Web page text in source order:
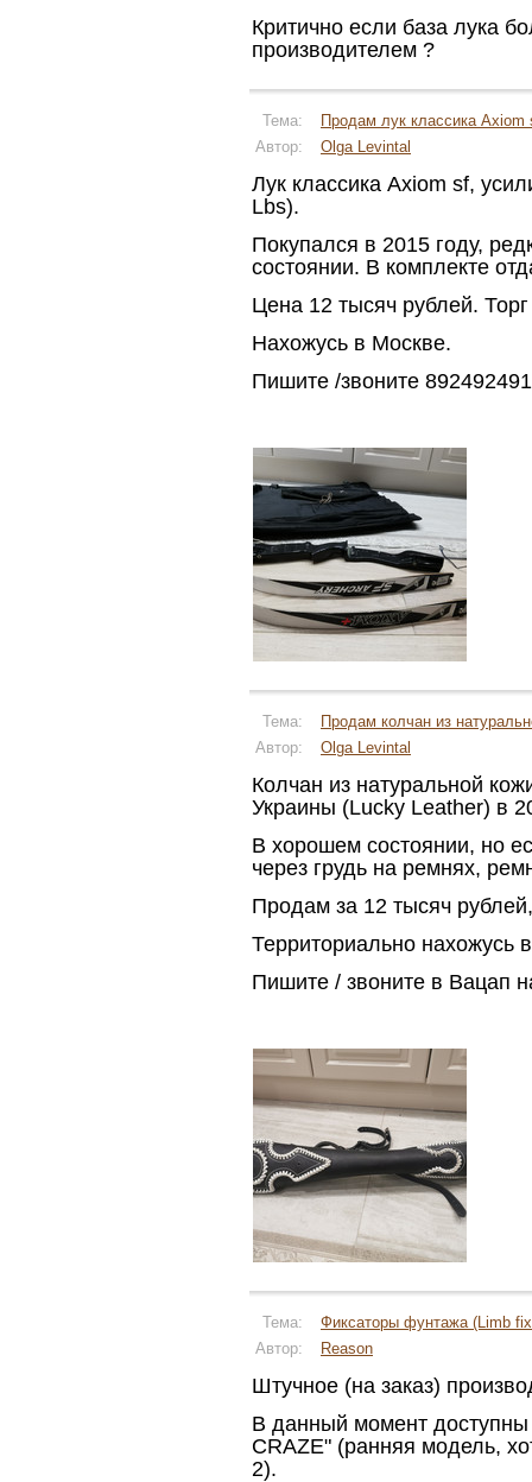
Критично если база лука
производителем ?
Тема:
Продам лук классика Axiom
Автор:
Olga Levintal
Лук классика Axiom sf,
Lbs).
Покупался в 2015 году,
состоянии. В комплекте
Цена 12 тысяч рублей.
Нахожусь в Москве.
Пишите /звоните
Тема:
Продам колчан из
Автор:
Olga Levintal
Колчан из натуральной
Украины (Lucky Leather) в
В хорошем состоянии, но
через грудь на ремнях,
Продам за 12 тысяч
Территориально нахожусь
Пишите / звоните в Вацап
Тема:
Фиксаторы фунтажа (Limb
Автор:
Reason
Штучное (на заказ)
В данный момент
CRAZE" (ранняя модель,
2).